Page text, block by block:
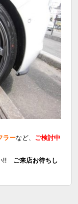
ラーなど、 ご検討中
!! ご来店お待ちし